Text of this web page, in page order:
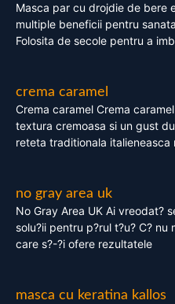
Masca par cu drojdie de bere
multiple beneficii pentru
Folosita de secole pentru a
crema caramel
Crema caramel Crema
textura cremoasa si un gust
reteta traditionala
no gray area uk
No Gray Area UK Ai vreodat?
solu?ii pentru p?rul t?u? C?
care s?-?i ofere rezultatele
masca cu keratina kallos